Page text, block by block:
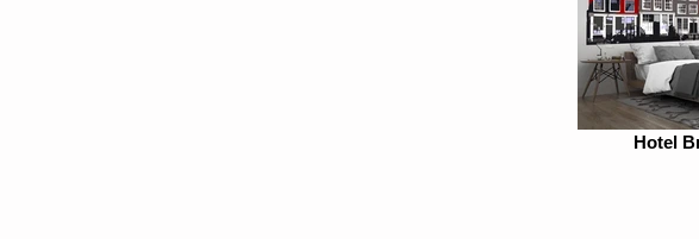
Hotel